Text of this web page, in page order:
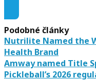
Podobné články
Nutrilite Named the
Health Brand
Amway named Title
Pickleball’s 2026